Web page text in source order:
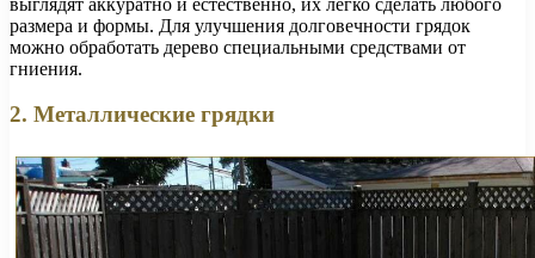
размера и формы. Для улучшения долговечности грядок
можно обработать дерево специальными средствами от
гниения.
2. Металлические грядки